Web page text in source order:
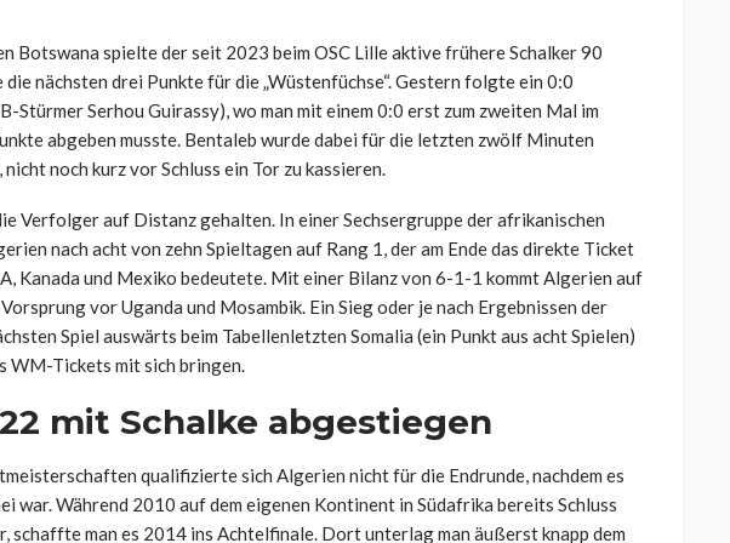
Botswana spielte der seit 2023 beim OSC Lille aktive frühere Schalker 90
nächsten drei Punkte für die „Wüstenfüchse“. Gestern folgte ein 0:0
Stürmer Serhou Guirassy), wo man mit einem 0:0 erst zum zweiten Mal im
abgeben musste. Bentaleb wurde dabei für die letzten zwölf Minuten
noch kurz vor Schluss ein Tor zu kassieren.
Verfolger auf Distanz gehalten. In einer Sechsergruppe der afrikanischen
nach acht von zehn Spieltagen auf Rang 1, der am Ende das direkte Ticket
Kanada und Mexiko bedeutete. Mit einer Bilanz von 6-1-1 kommt Algerien auf
vor Uganda und Mosambik. Ein Sieg oder je nach Ergebnissen der
Spiel auswärts beim Tabellenletzten Somalia (ein Punkt aus acht Spielen)
WM-Tickets mit sich bringen.
mit Schalke abgestiegen
qualifizierte sich Algerien nicht für die Endrunde, nachdem es
war. Während 2010 auf dem eigenen Kontinent in Südafrika bereits Schluss
schaffte man es 2014 ins Achtelfinale. Dort unterlag man äußerst knapp dem